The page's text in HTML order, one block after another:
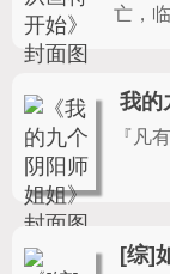
亡，
我的
『凡
[综]